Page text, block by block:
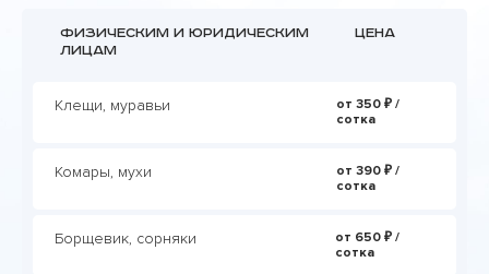
Физическим и юридическим
лицам
Цена
Клещи, муравьи
от 350 ₽ /
сотка
Комары, мухи
от 390 ₽ /
сотка
Борщевик, сорняки
от 650 ₽ /
сотка